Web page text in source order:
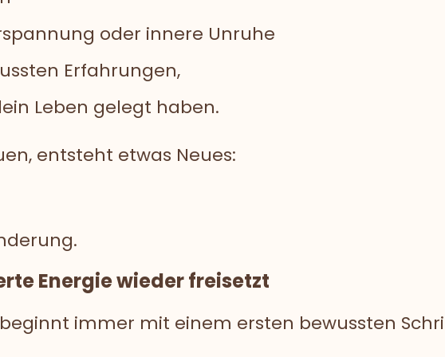
oder innere Unruhe
Erfahrungen,
Leben gelegt haben.
entsteht etwas Neues:
Energie wieder freisetzt
immer mit einem ersten bewussten